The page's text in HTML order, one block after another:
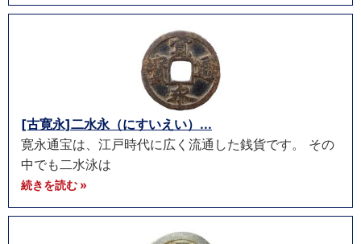
[古寛永]二水永（にすいえい）...
寛永通宝は、江戸時代に広く流通した銭貨です。 その
中でも二水泳は
続きを読む »